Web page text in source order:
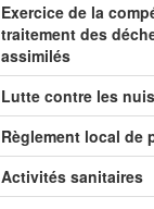
Exercice de la
traitement des
assimilés
Lutte contre les
Règlement local de
Activités sanitaires